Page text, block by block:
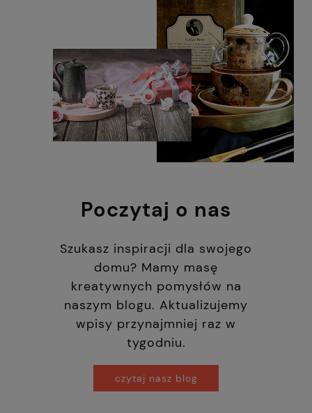
Poczytaj o nas
Szukasz inspiracji dla swojego
domu? Mamy masę
kreatywnych pomysłów na
naszym blogu. Aktualizujemy
wpisy przynajmniej raz w
tygodniu.
czytaj nasz blog